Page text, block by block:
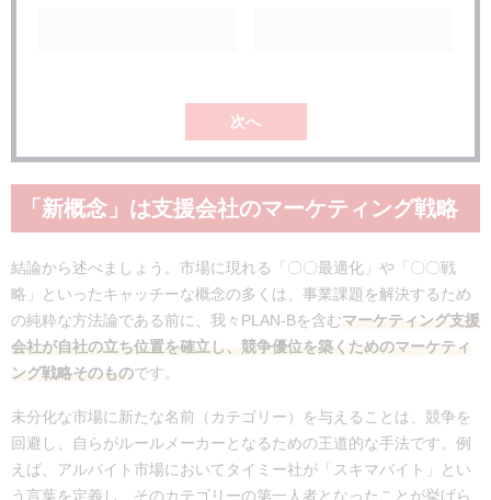
次へ
「新概念」は支援会社のマーケティング戦略
結論から述べましょう。市場に現れる「〇〇最適化」や「〇〇戦
略」といったキャッチーな概念の多くは、事業課題を解決するため
の純粋な方法論である前に、我々PLAN-Bを含むマーケティング支援
会社が自社の立ち位置を確立し、競争優位を築くためのマーケティ
ング戦略そのものです。
未分化な市場に新たな名前（カテゴリー）を与えることは、競争を
回避し、自らがルールメーカーとなるための王道的な手法です。例
えば、アルバイト市場においてタイミー社が「スキマバイト」とい
う言葉を定義し、そのカテゴリーの第一人者となったことが挙げら